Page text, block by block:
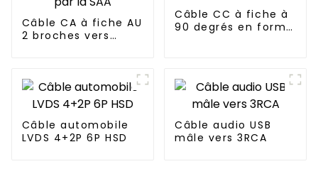
Câble CA à fiche AU
2 broches vers
Câble CC à fiche à
90 degrés en forme
Câble automobile
LVDS 4+2P 6P HSD
Câble audio USB
mâle vers 3RCA